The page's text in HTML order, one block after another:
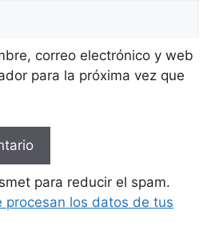
correo electrónico y web
para la próxima vez que
para reducir el spam.
procesan los datos de tus